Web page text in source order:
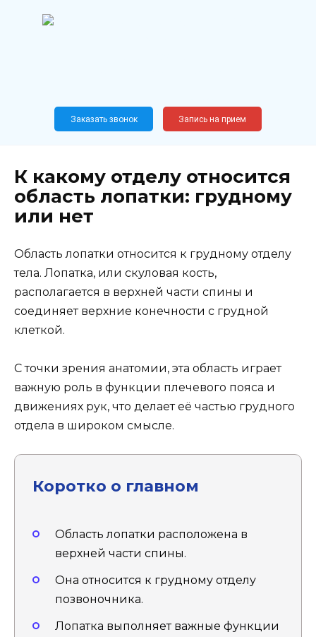
Новослободская, 62, к12
Заказать звонок Запись на прием
К какому отделу относится
область лопатки: грудному
или нет
Область лопатки относится к грудному отделу
тела. Лопатка, или скуловая кость,
располагается в верхней части спины и
соединяет верхние конечности с грудной
клеткой.
С точки зрения анатомии, эта область играет
важную роль в функции плечевого пояса и
движениях рук, что делает её частью грудного
отдела в широком смысле.
Коротко о главном
Область лопатки расположена в
верхней части спины.
Она относится к грудному отделу
позвоночника.
Лопатка выполняет важные функции